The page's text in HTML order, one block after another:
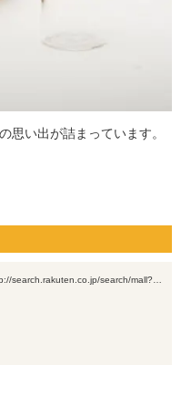
思い出が詰まっています。
search.rakuten.co.jp/search/mall?…